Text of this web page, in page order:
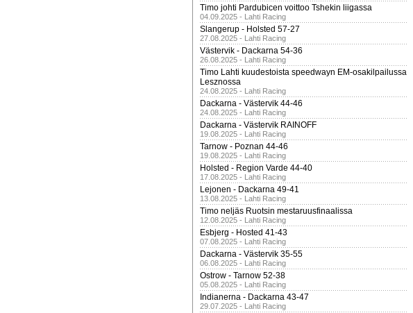
Timo johti Pardubicen voittoo Tshekin liigassa
04.09.2025 - Lahti Racing
Slangerup - Holsted 57-27
27.08.2025 - Lahti Racing
Västervik - Dackarna 54-36
26.08.2025 - Lahti Racing
Timo Lahti kuudestoista speedwayn EM-osakilpailussa
Lesznossa
24.08.2025 - Lahti Racing
Dackarna - Västervik 44-46
24.08.2025 - Lahti Racing
Dackarna - Västervik RAINOFF
19.08.2025 - Lahti Racing
Tarnow - Poznan 44-46
19.08.2025 - Lahti Racing
Holsted - Region Varde 44-40
17.08.2025 - Lahti Racing
Lejonen - Dackarna 49-41
13.08.2025 - Lahti Racing
Timo neljäs Ruotsin mestaruusfinaalissa
12.08.2025 - Lahti Racing
Esbjerg - Hosted 41-43
07.08.2025 - Lahti Racing
Dackarna - Västervik 35-55
06.08.2025 - Lahti Racing
Ostrow - Tarnow 52-38
05.08.2025 - Lahti Racing
Indianerna - Dackarna 43-47
29.07.2025 - Lahti Racing